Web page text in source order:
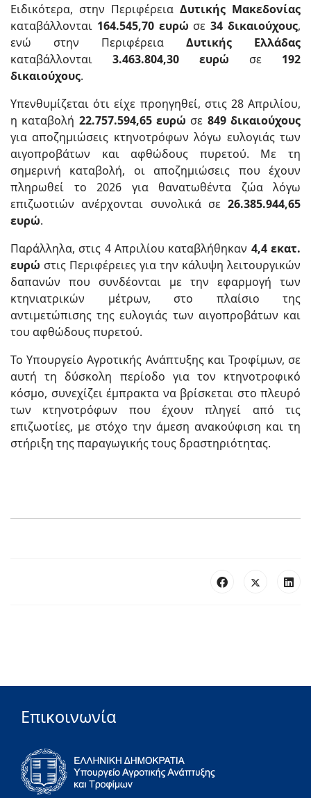
Ειδικότερα, στην Περιφέρεια Δυτικής Μακεδονίας
καταβάλλονται 164.545,70 ευρώ σε34 δικαιούχους,
ενώ στην Περιφέρεια Δυτικής Ελλάδας
καταβάλλονται 3.463.804,30 ευρώ σε 192
δικαιούχους.
Υπενθυμίζεται ότι είχε προηγηθεί, στις 28 Απριλίου,
η καταβολή 22.757.594,65 ευρώ σε 849 δικαιούχους
για αποζημιώσεις κτηνοτρόφων λόγω ευλογιάς των
αιγοπροβάτων και αφθώδους πυρετού. Με τη
σημερινή καταβολή, οι αποζημιώσεις που έχουν
πληρωθεί το 2026 για θανατωθέντα ζώα λόγω
επιζωοτιών ανέρχονται συνολικά σε 26.385.944,65
ευρώ.
Παράλληλα, στις 4 Απριλίου καταβλήθηκαν 4,4 εκατ.
ευρώ στις Περιφέρειες για την κάλυψη λειτουργικών
δαπανών που συνδέονται με την εφαρμογή των
κτηνιατρικών μέτρων, στο πλαίσιο της
αντιμετώπισης της ευλογιάς των αιγοπροβάτων και
του αφθώδους πυρετού.
Το Υπουργείο Αγροτικής Ανάπτυξης και Τροφίμων, σε
αυτή τη δύσκολη περίοδο για τον κτηνοτροφικό
κόσμο, συνεχίζει έμπρακτα να βρίσκεται στο πλευρό
των κτηνοτρόφων που έχουν πληγεί από τις
επιζωοτίες, με στόχο την άμεση ανακούφιση και τη
στήριξη της παραγωγικής τους δραστηριότητας.
Επικοινωνία